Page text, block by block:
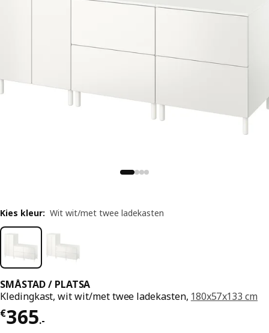
SMÅSTAD / PLATSA
Kledingkast, wit wit/met twee ladekasten, 180x57x133 cm
€365.-
Prijs € 365.-
Kies kleur: Wit wit/met twee ladekasten